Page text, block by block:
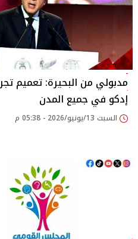
مدبولي من البحيرة: تعميم
إدكو في جميع المدن
السبت 13/يونيو/2026 - 05:38 م